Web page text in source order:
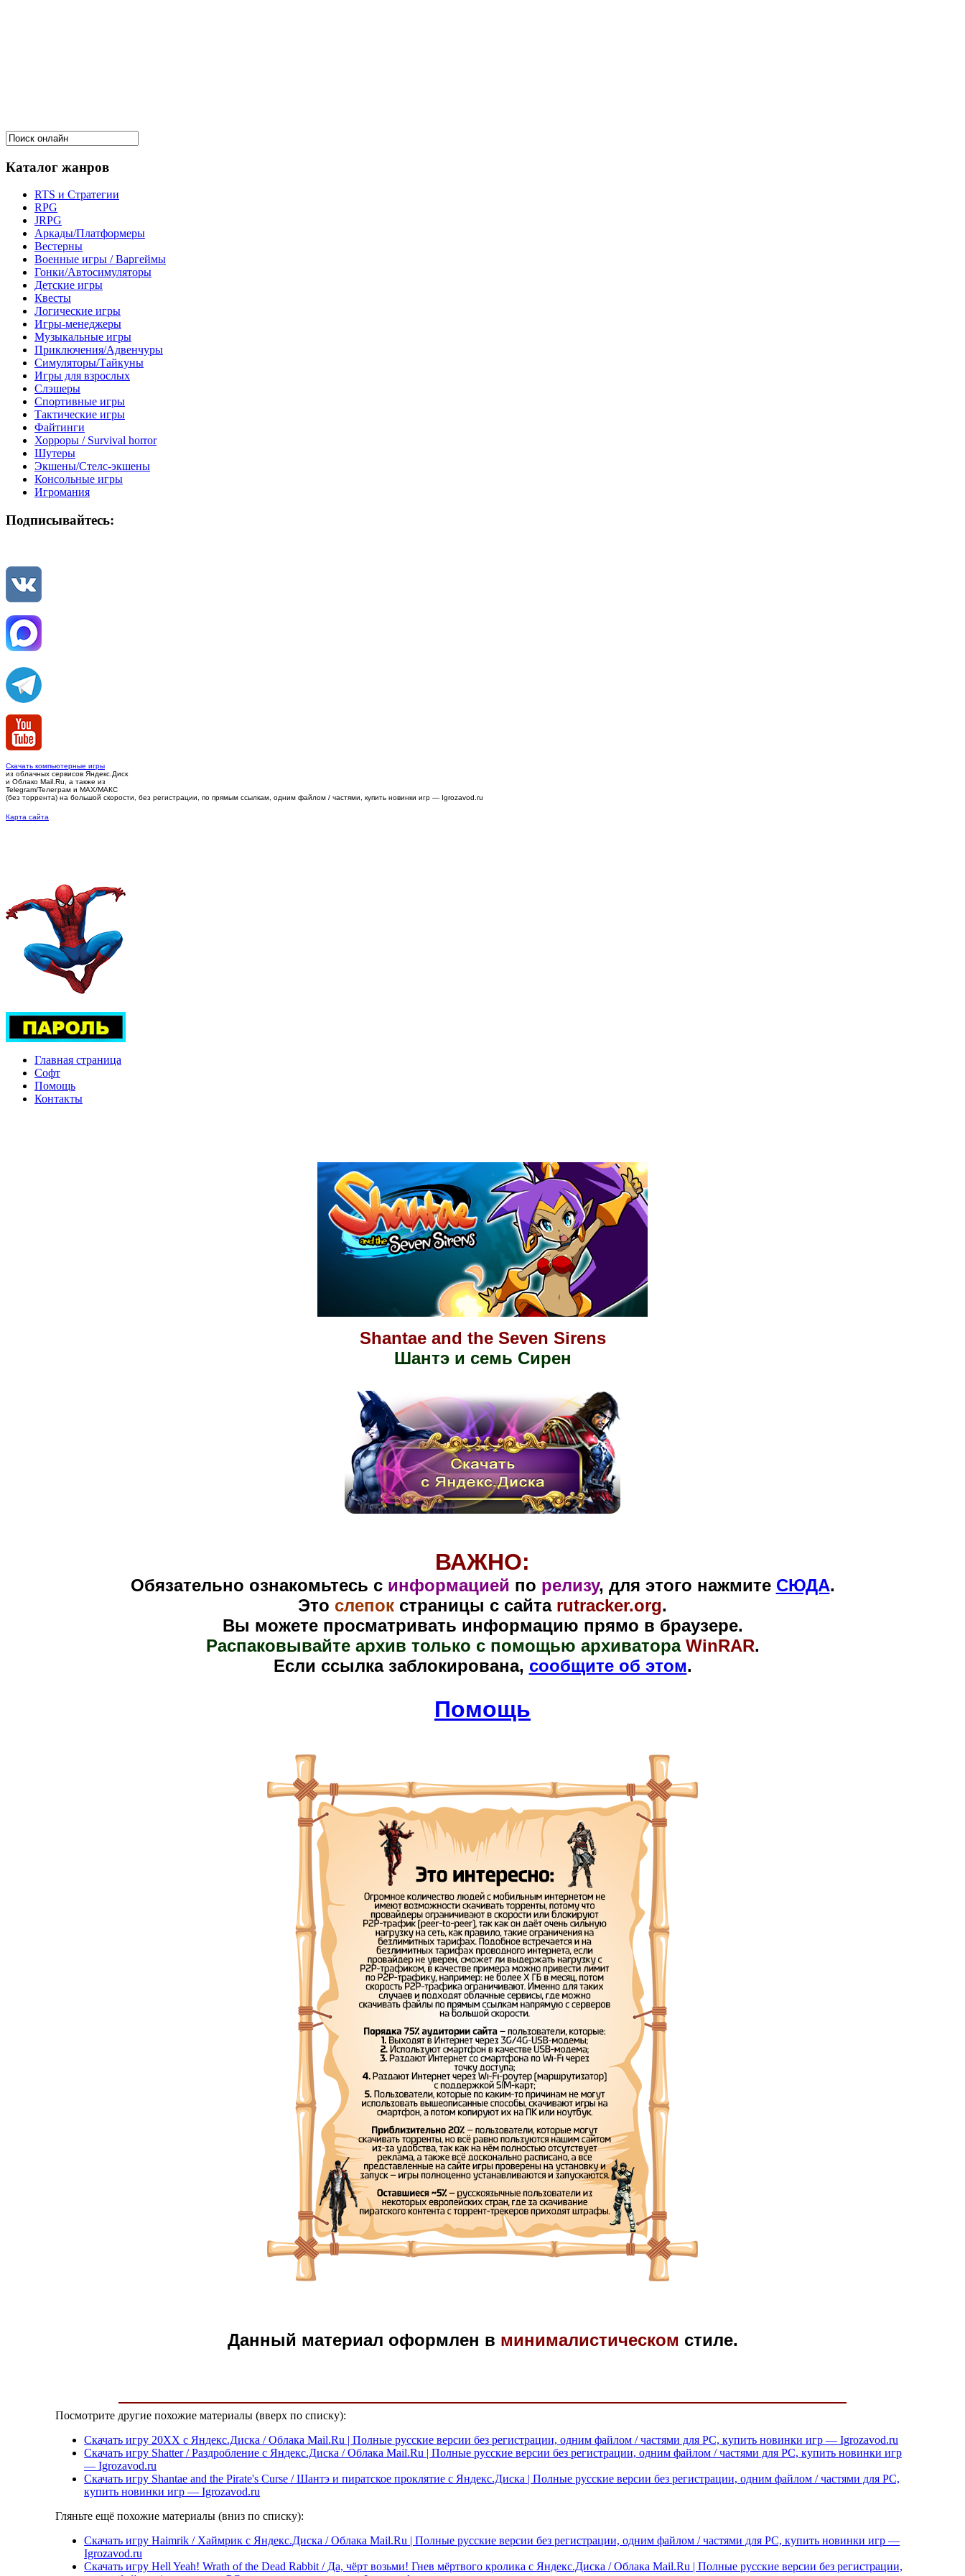
Каталог жанров
RTS и Стратегии
RPG
JRPG
Аркады/Платформеры
Вестерны
Военные игры / Варгеймы
Гонки/Автосимуляторы
Детские игры
Квесты
Логические игры
Игры-менеджеры
Музыкальные игры
Приключения/Адвенчуры
Симуляторы/Тайкуны
Игры для взрослых
Слэшеры
Спортивные игры
Тактические игры
Файтинги
Хорроры / Survival horror
Шутеры
Экшены/Стелс-экшены
Консольные игры
Игромания
Подписывайтесь:
Скачать компьютерные игры
из облачных сервисов Яндекс.Диск
и Облако Mail.Ru, а также из
Telegram/Телеграм и MAX/МАКС
(без торрента) на большой скорости, без регистрации, по прямым ссылкам, одним файлом / частями, купить новинки игр — Igrozavod.ru
Карта сайта
Главная страница
Софт
Помощь
Контакты
Shantae and the Seven Sirens
Шантэ и семь Сирен
ВАЖНО:
Обязательно ознакомьтесь с информацией по релизу, для этого нажмите СЮДА.
Это слепок страницы с сайта rutracker.org.
Вы можете просматривать информацию прямо в браузере.
Распаковывайте архив только с помощью архиватора WinRAR.
Если ссылка заблокирована, сообщите об этом.
Помощь
Данный материал оформлен в минималистическом стиле.
Посмотрите другие похожие материалы (вверх по списку):
Скачать игру 20XX с Яндекс.Диска / Облака Mail.Ru | Полные русские версии без регистрации, одним файлом / частями для PC, купить новинки игр — Igrozavod.ru
Скачать игру Shatter / Раздробление с Яндекс.Диска / Облака Mail.Ru | Полные русские версии без регистрации, одним файлом / частями для PC, купить новинки игр
— Igrozavod.ru
Скачать игру Shantae and the Pirate's Curse / Шантэ и пиратское проклятие с Яндекс.Диска | Полные русские версии без регистрации, одним файлом / частями для PC,
купить новинки игр — Igrozavod.ru
Гляньте ещё похожие материалы (вниз по списку):
Скачать игру Haimrik / Хаймрик с Яндекс.Диска / Облака Mail.Ru | Полные русские версии без регистрации, одним файлом / частями для PC, купить новинки игр —
Igrozavod.ru
Скачать игру Hell Yeah! Wrath of the Dead Rabbit / Да, чёрт возьми! Гнев мёртвого кролика с Яндекс.Диска / Облака Mail.Ru | Полные русские версии без регистрации,